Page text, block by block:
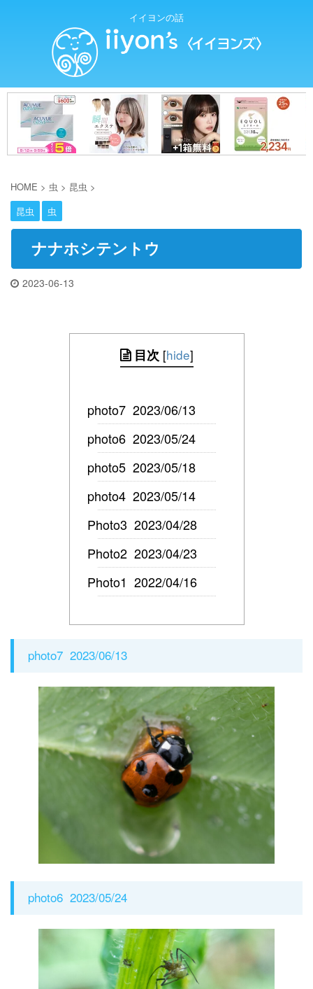
イイヨンの話
HOME > 虫 > 昆虫 >
昆虫
虫
ナナホシテントウ
2023-06-13
目次 [hide]
photo7 2023/06/13
photo6 2023/05/24
photo5 2023/05/18
photo4 2023/05/14
Photo3 2023/04/28
Photo2 2023/04/23
Photo1 2022/04/16
photo7 2023/06/13
photo6 2023/05/24